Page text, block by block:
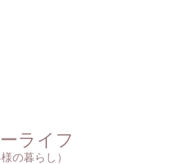
ライフ
様の暮らし）